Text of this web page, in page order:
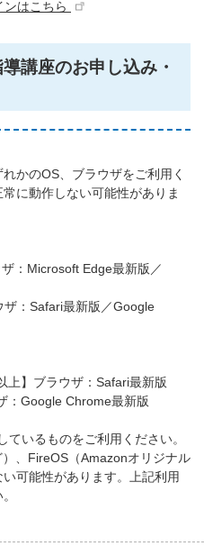
はこちら
講座のお申し込み・
かのOS、ブラウザをご利用く
に動作しない可能性がありま
：Microsoft Edge最新版／
ザ：Safari最新版／Google
上】ブラウザ：Safari最新版
：Google Chrome最新版
いるものをご利用ください。
、FireOS（Amazonオリジナル
可能性があります。上記利用